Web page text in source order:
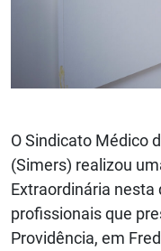
O Sindicato Médico
(Simers) realizou
Extraordinária nesta
profissionais que
Providência, em